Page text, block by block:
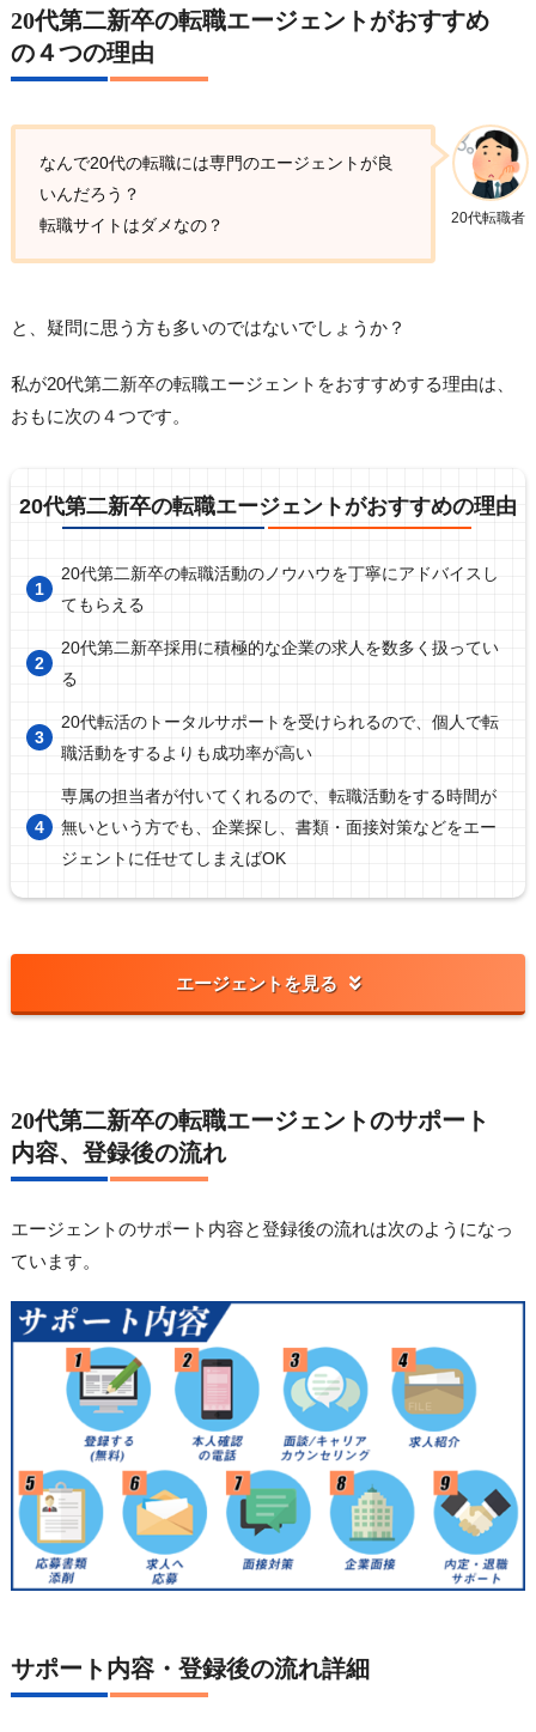
20代第二新卒の転職エージェントがおすすめ
の４つの理由
20代転職者
なんで20代の転職には専門のエージェントが良
いんだろう？
転職サイトはダメなの？
と、疑問に思う方も多いのではないでしょうか？
私が20代第二新卒の転職エージェントをおすすめする理由は、
おもに次の４つです。
20代第二新卒の転職エージェントがおすすめの理由
20代第二新卒の転職活動のノウハウを丁寧にアドバイスし
てもらえる
20代第二新卒採用に積極的な企業の求人を数多く扱ってい
る
20代転活のトータルサポートを受けられるので、個人で転
職活動をするよりも成功率が高い
専属の担当者が付いてくれるので、転職活動をする時間が
無いという方でも、企業探し、書類・面接対策などをエー
ジェントに任せてしまえばOK
エージェントを見る
20代第二新卒の転職エージェントのサポート
内容、登録後の流れ
エージェントのサポート内容と登録後の流れは次のようになっ
ています。
サポート内容・登録後の流れ詳細